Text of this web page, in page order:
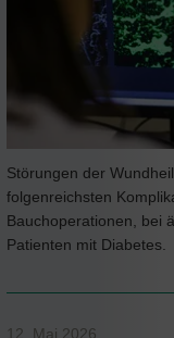
Störungen der
folgenreichsten
Bauchoperationen, bei
Patienten mit Diabetes.
12. Mai 2026